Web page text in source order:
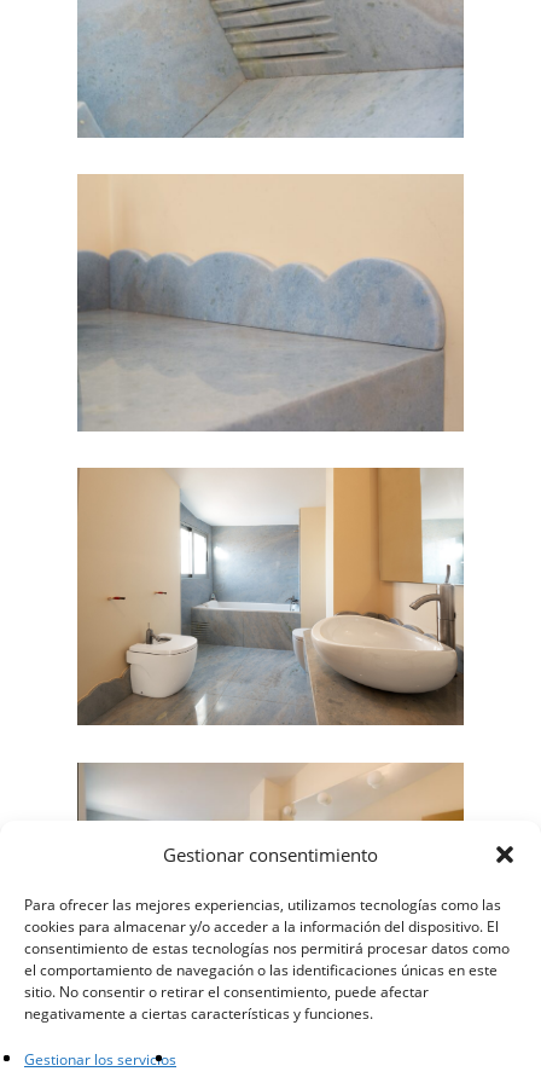
Gestionar consentimiento
Para ofrecer las mejores experiencias, utilizamos tecnologías como las
cookies para almacenar y/o acceder a la información del dispositivo. El
consentimiento de estas tecnologías nos permitirá procesar datos como
el comportamiento de navegación o las identificaciones únicas en este
sitio. No consentir o retirar el consentimiento, puede afectar
negativamente a ciertas características y funciones.
Gestionar los servicios